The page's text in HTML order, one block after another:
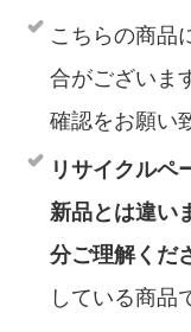
こちらの商品
合がございま
確認をお願い
リサイクルペ
新品とは違い
分ご理解くだ
している商品